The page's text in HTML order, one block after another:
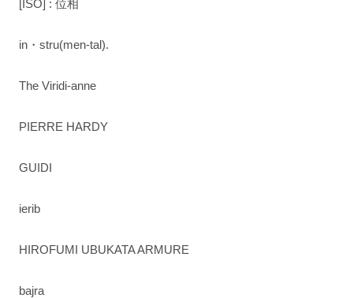
[ISŌ] : 位相
in・stru(men-tal).
The Viridi-anne
PIERRE HARDY
GUIDI
ierib
HIROFUMI UBUKATA ARMURE
bajra